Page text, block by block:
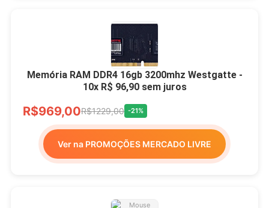
Memória RAM DDR4 16gb 3200mhz Westgatte -
10x R$ 96,90 sem juros
R$969,00R$1229,00 -21%
Ver na PROMOÇÕES MERCADO LIVRE